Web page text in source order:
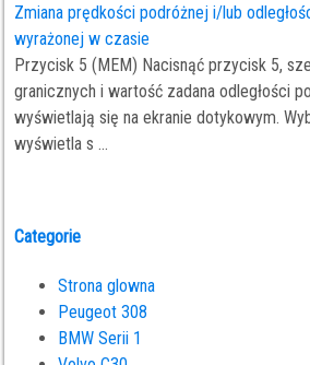
Zmiana prędkości podróżnej i/lub
wyrażonej w czasie
Przycisk 5 (MEM) Nacisnąć przycisk 5,
granicznych i wartość zadana odległości
wyświetlają się na ekranie dotykowym.
wyświetla s ...
Categorie
Strona glowna
Peugeot 308
BMW Serii 1